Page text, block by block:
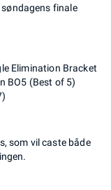
finale
Elimination Bracket
BO5 (Best of 5)
som vil caste både